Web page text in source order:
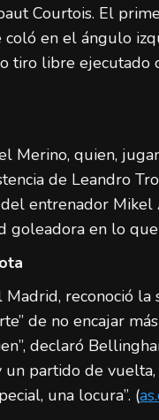
Courtois. El
en el ángulo
tiro libre ejecutado
Merino, quien,
de Leandro
entrenador
goleadora en lo
reconoció
de no encajar
declaró
partido de
una locura”. (